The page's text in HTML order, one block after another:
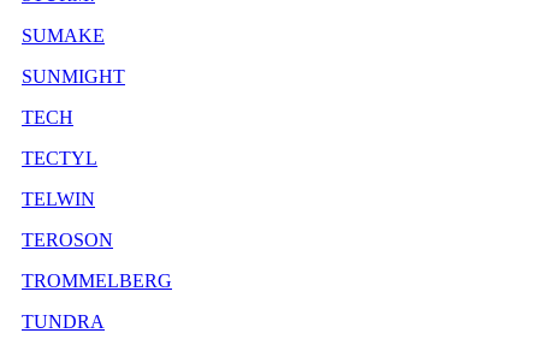
SUMAKE
SUNMIGHT
TECH
TECTYL
TELWIN
TEROSON
TROMMELBERG
TUNDRA